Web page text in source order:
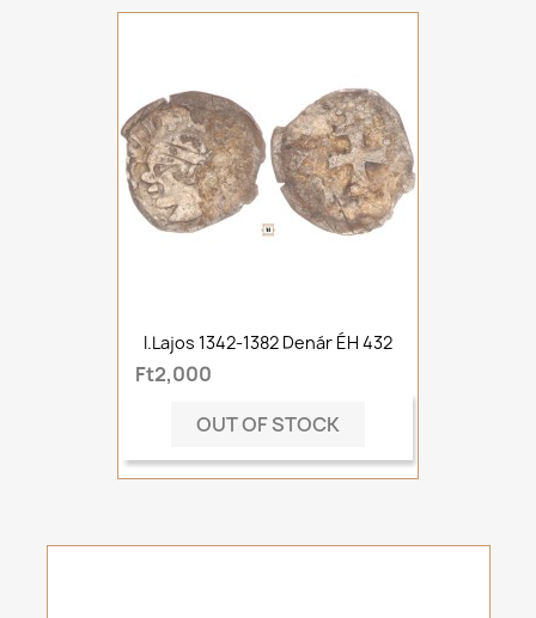
I.Lajos 1342-1382 Denár ÉH 432
Ft2,000
OUT OF STOCK